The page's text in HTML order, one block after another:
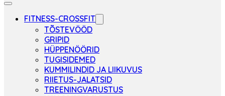
FITNESS-CROSSFIT
TÕSTEVÖÖD
GRIPID
HÜPPENÖÖRID
TUGISIDEMED
KUMMILINDID JA LIIKUVUS
RIIETUS-JALATSID
TREENINGVARUSTUS